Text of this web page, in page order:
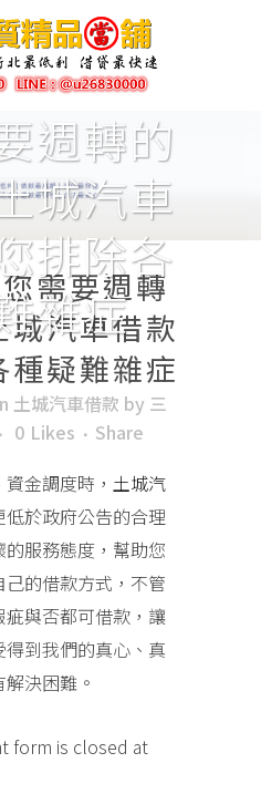
週轉的
城汽車
排除各
雜症
需要週轉
城汽車借款
種疑難雜症
土城汽車借款 by 三
0 Likes
Share
金調度時， 土城汽
低於政府公告的合理
服務態度，幫助您
的借款方式，不管
與否都可借款，讓
到我們的真心、真
決困難。
form is closed at